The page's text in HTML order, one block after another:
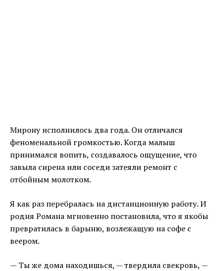
Мирону исполнилось два года. Он отличался
феноменальной громкостью. Когда малыш
принимался вопить, создавалось ощущение, что
завыла сирена или соседи затеяли ремонт с
отбойным молотком.
Я как раз перебралась на дистанционную работу. И
родня Романа мгновенно постановила, что я якобы
превратилась в барыню, возлежащую на софе с
веером.
— Ты же дома находишься, — твердилa свекровь, —